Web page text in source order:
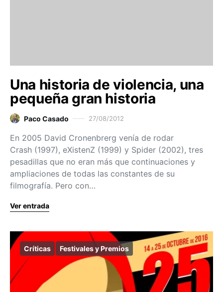
Una historia de violencia, una
pequeña gran historia
Paco Casado 27/08/2012
En 2005 David Cronenbrerg venía de rodar
Crash (1997), eXistenZ (1999) y Spider (2002), tres
pesadillas que no eran más que continuaciones y
ampliaciones de todas las constantes de su
filmografía. Pero con…
Ver entrada
Críticas Festivales y Premios